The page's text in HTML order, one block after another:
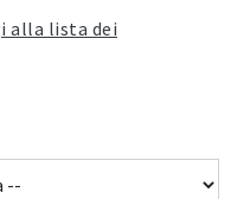
alla lista dei